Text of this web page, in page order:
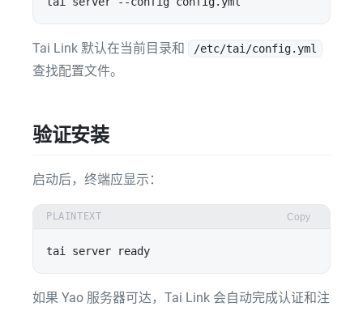
Tai Link 默认在当前目录和 /etc/tai/config.yml
查找配置文件。
验证安装
启动后，终端应显示：
PLAINTEXT Copy
如果 Yao 服务器可达，Tai Link 会自动完成认证和注